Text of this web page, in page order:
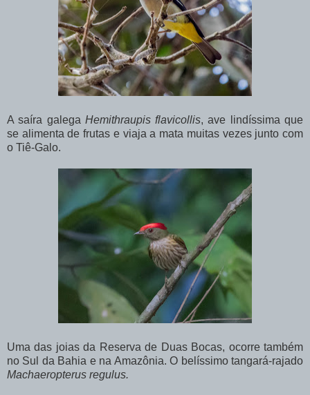
A saíra galega Hemithraupis flavicollis, ave lindíssima que
se alimenta de frutas e viaja a mata muitas vezes junto com
o Tiê-Galo.
Uma das joias da Reserva de Duas Bocas, ocorre também
no Sul da Bahia e na Amazônia. O belíssimo tangará-rajado
Machaeropterus regulus.